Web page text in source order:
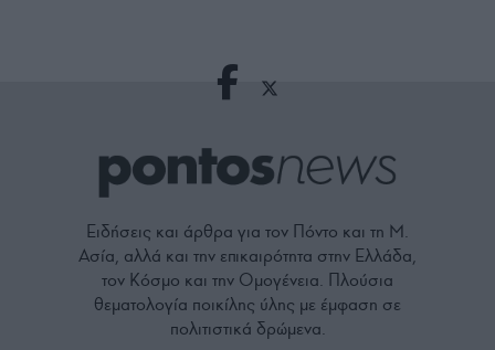
Ειδήσεις και άρθρα για τον Πόντο και τη Μ.
Ασία, αλλά και την επικαιρότητα στην Ελλάδα,
τον Κόσμο και την Ομογένεια. Πλούσια
θεματολογία ποικίλης ύλης με έμφαση σε
πολιτιστικά δρώμενα.